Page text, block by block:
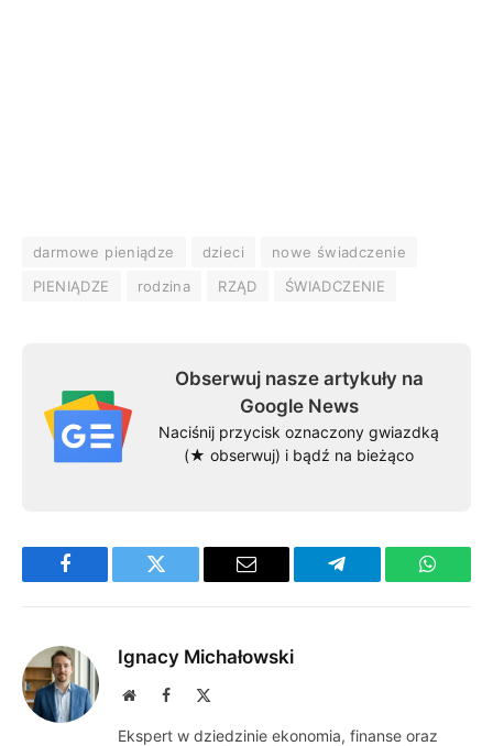
darmowe pieniądze dzieci
nowe świadczenie
PIENIĄDZE
rodzina RZĄD ŚWIADCZENIE
Obserwuj nasze artykuły na
Google News
Naciśnij przycisk oznaczony gwiazdką
(★ obserwuj) i bądź na bieżąco
Facebook Twitter Email Telegram
Ignacy Michałowski
WebsiteFacebook
Ekspert w dziedzinie ekonomia, finanse oraz